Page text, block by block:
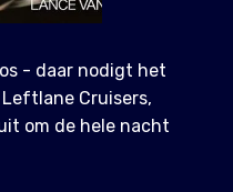
- daar nodigt het
Cruisers,
om de hele nacht